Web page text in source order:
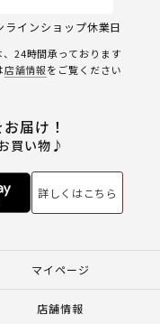
ラインショップ休業日
24時間承っております
店舗情報をご覧ください
届け！
買い物♪
詳しくはこちら
マイページ
店舗情報